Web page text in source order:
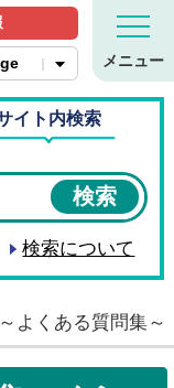
ホームページ
メニュー
イト内検索
検索について
よくある質問集